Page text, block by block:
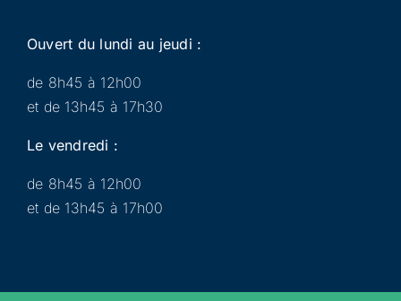
Ouvert du lundi au jeudi :
de 8h45 à 12h00
et de 13h45 à 17h30
Le vendredi :
de 8h45 à 12h00
et de 13h45 à 17h00